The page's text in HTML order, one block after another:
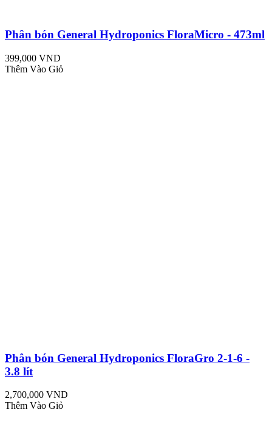
Phân bón General Hydroponics FloraMicro - 473ml
399,000 VND
Thêm Vào Giỏ
Phân bón General Hydroponics FloraGro 2-1-6 -
3.8 lít
2,700,000 VND
Thêm Vào Giỏ